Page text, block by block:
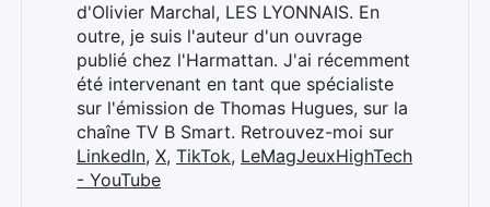
d'Olivier Marchal, LES LYONNAIS. En
outre, je suis l'auteur d'un ouvrage
publié chez l'Harmattan. J'ai récemment
été intervenant en tant que spécialiste
sur l'émission de Thomas Hugues, sur la
chaîne TV B Smart. Retrouvez-moi sur
LinkedIn, X, TikTok, LeMagJeuxHighTech
- YouTube